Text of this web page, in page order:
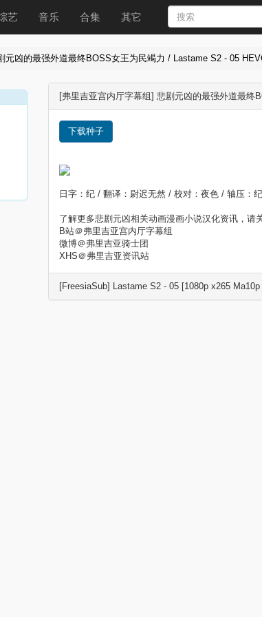
艺 音乐 合集 其它
元凶的最强外道最终BOSS女王为民竭力 / Lastame S2 - 05
[弗里吉亚宫内厅字幕组] 悲剧元凶的最强外道最
下载种子
日字：纪 / 翻译：尉迟无然 / 校对：夜色 / 轴压：纪
了解更多悲剧元凶相关动画漫画小说汉化资讯，请
B站＠弗里吉亚宫内厅字幕组
微博＠弗里吉亚骑士团
XHS＠弗里吉亚资讯站
[FreesiaSub] Lastame S2 - 05 [1080p x265